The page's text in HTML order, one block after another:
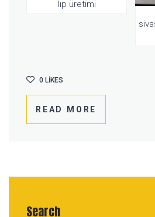
lıp üretimi
READ MORE
0 LIKES
Search